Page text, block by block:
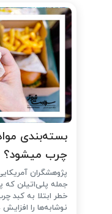
بسته‌بندی
چرب میشود؟
پژوهشگران
جمله پلی‌اتیلن
خطر ابتلا به کبد
نوشابه‌ها را